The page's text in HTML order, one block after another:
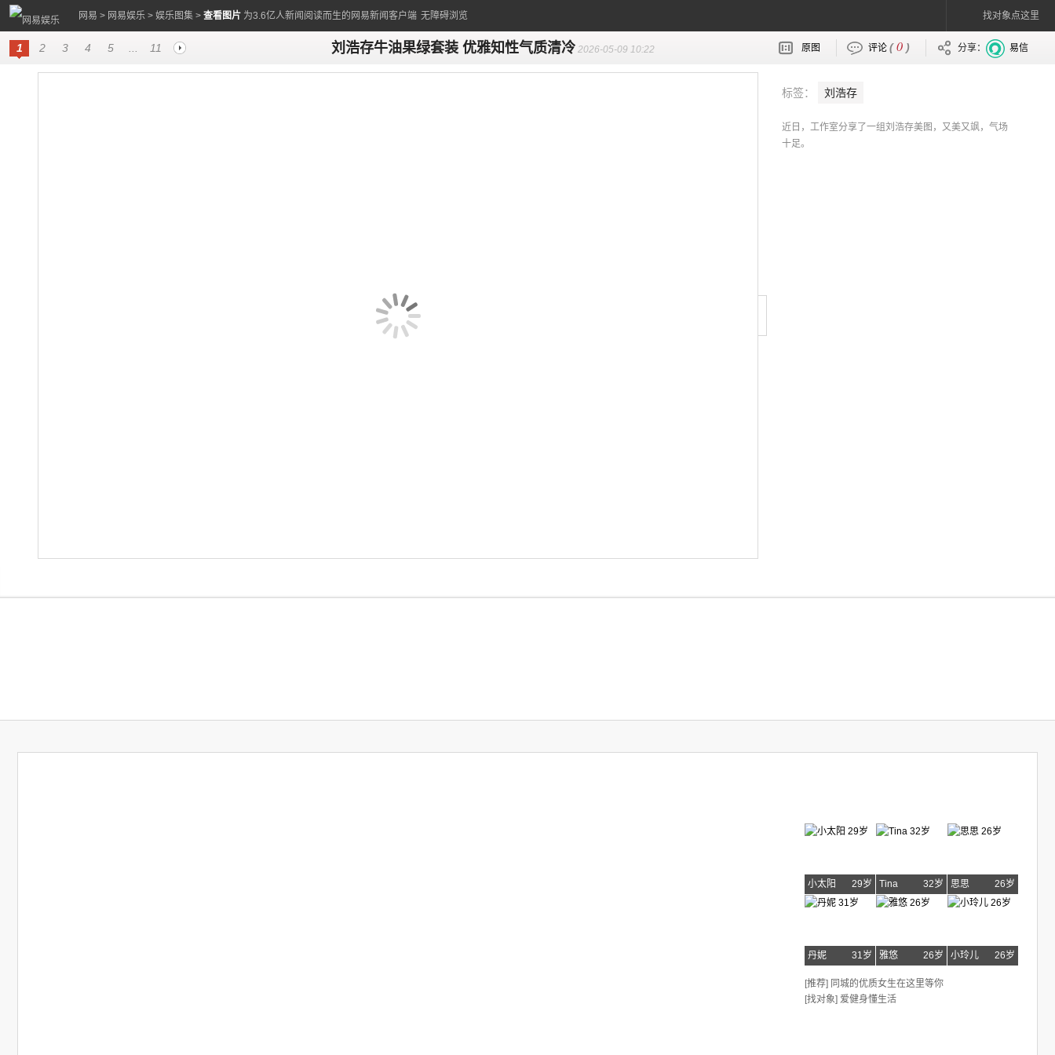
网易 > 网易娱乐 > 娱乐图集 > 查看图片 为3.6亿人新闻阅读而生的网易新闻客户端 无障碍浏览 找对象点这里
1 2 3 4 5 11 刘浩存牛油果绿套装 优雅知性气质清冷 2026-05-09 10:22 原图 评论 (0 ) 分享： 易信
标签： 刘浩存
近日，工作室分享了一组刘浩存美图，又美又飒，气场
十足。
小太阳 29岁 Tina 32岁 思思 26岁
丹妮 31岁 雅悠 26岁 小玲儿 26岁
[推荐] 同城的优质女生在这里等你
[找对象] 爱健身懂生活